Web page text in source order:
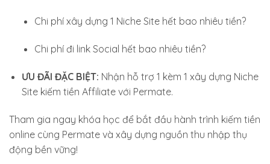
Chi phí xây dựng 1 Niche Site hết bao nhiêu tiền?
Chi phí đi link Social hết bao nhiêu tiền?
ƯU ĐÃI ĐẶC BIỆT: Nhận hỗ trợ 1 kèm 1 xây dựng Niche
Site kiếm tiền Affiliate với Permate.
Tham gia ngay khóa học để bắt đầu hành trình kiếm tiền
online cùng Permate và xây dựng nguồn thu nhập thụ
động bền vững!